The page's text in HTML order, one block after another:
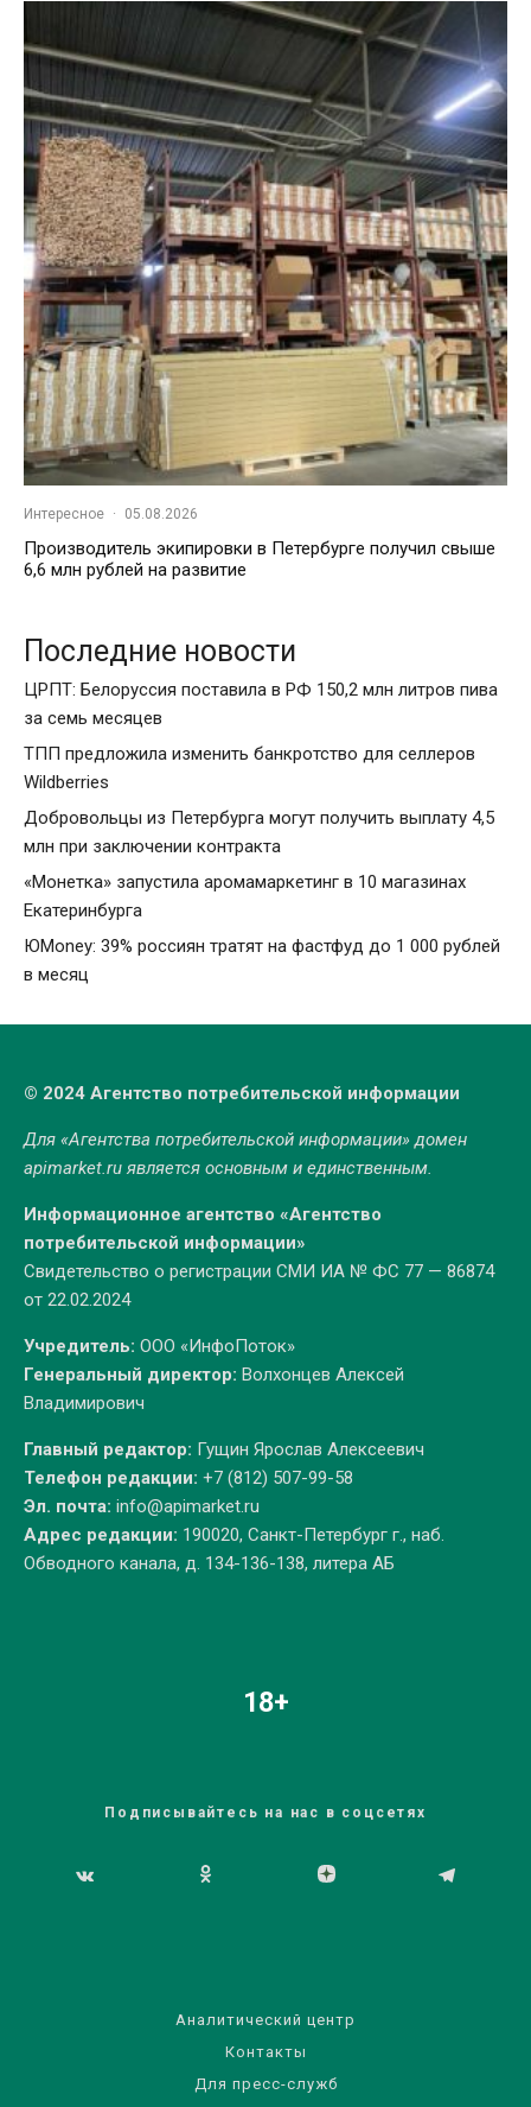
Интересное · 05.08.2026
Производитель экипировки в Петербурге получил свыше
6,6 млн рублей на развитие
Последние новости
ЦРПТ: Белоруссия поставила в РФ 150,2 млн литров пива
за семь месяцев
ТПП предложила изменить банкротство для селлеров
Wildberries
Добровольцы из Петербурга могут получить выплату 4,5
млн при заключении контракта
«Монетка» запустила аромамаркетинг в 10 магазинах
Екатеринбурга
ЮMoney: 39% россиян тратят на фастфуд до 1 000 рублей
в месяц
© 2024 Агентство потребительской информации
Для «Агентства потребительской информации» домен
apimarket.ruявляется основным и единственным.
Информационное агентство «Агентство
потребительской информации»
Свидетельство о регистрации СМИ ИА № ФС 77 — 86874
от 22.02.2024
Учредитель: ООО «ИнфоПоток»
Генеральный директор: Волхонцев Алексей
Владимирович
Главный редактор: Гущин Ярослав Алексеевич
Телефон редакции: +7 (812) 507-99-58
Эл. почта: info@apimarket.ru
Адрес редакции: 190020, Санкт-Петербург г., наб.
Обводного канала, д. 134-136-138, литера АБ
18+
Подписывайтесь на нас в соцсетях
Аналитический центр
Контакты
Для пресс-служб